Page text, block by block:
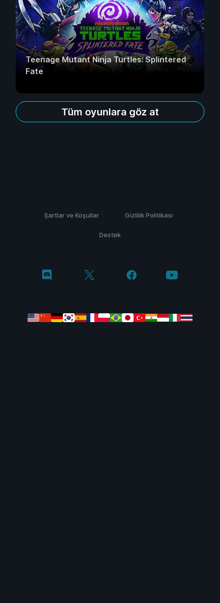
Teenage Mutant Ninja Turtles: Splintered
Fate
Tüm oyunlara göz at
Şartlar ve Koşullar Gizlilik Politikası
Destek